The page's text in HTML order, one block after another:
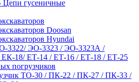
Цепи гусеничные
Doosan
Hyundai
3322/ ЭО-3323 / ЭО-3323А /
18/ ЕТ-14 / ЕТ-16 / ЕТ-18 / ЕТ-25
погрузчиков
ТО-30 / ПК-22 / ПК-27 / ПК-33 /